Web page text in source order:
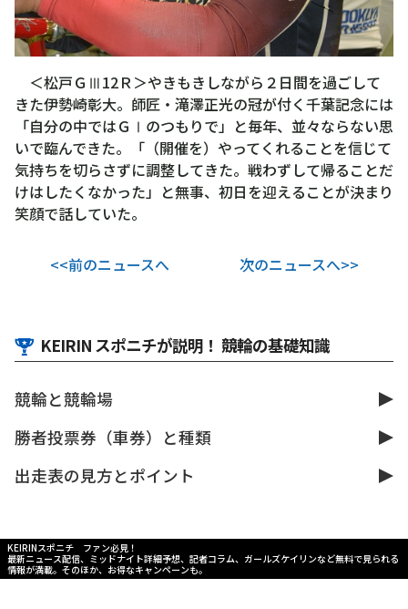
＜松戸ＧⅢ12Ｒ＞やきもきしながら２日間を過ごして
きた伊勢崎彰大。師匠・滝澤正光の冠が付く千葉記念には
「自分の中ではＧⅠのつもりで」と毎年、並々ならない思
いで臨んできた。「（開催を）やってくれることを信じて
気持ちを切らさずに調整してきた。戦わずして帰ることだ
けはしたくなかった」と無事、初日を迎えることが決まり
笑顔で話していた。
<<前のニュースへ 次のニュースへ>>
KEIRIN スポニチが説明！ 競輪の基礎知識
競輪と競輪場
勝者投票券（車券）と種類
出走表の見方とポイント
KEIRINスポニチ ファン必見！
最新ニュース配信、ミッドナイト詳細予想、記者コラム、ガールズケイリンなど無料で見られる
情報が満載。そのほか、お得なキャンペーンも。